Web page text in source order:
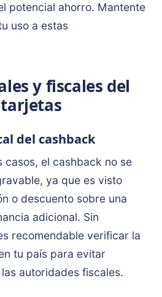
potencial ahorro. Mantente
uso a estas
y fiscales del
del cashback
casos, el cashback no se
ya que es visto
o descuento sobre una
adicional. Sin
recomendable verificar la
tu país para evitar
autoridades fiscales.